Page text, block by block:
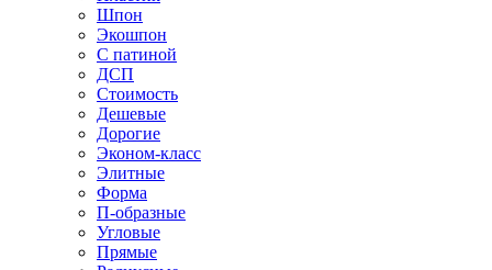
Шпон
Экошпон
С патиной
ДСП
Стоимость
Дешевые
Дорогие
Эконом-класс
Элитные
Форма
П-образные
Угловые
Прямые